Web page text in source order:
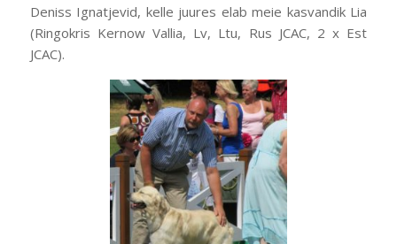
Deniss Ignatjevid, kelle juures elab meie kasvandik Lia
(Ringokris Kernow Vallia, Lv, Ltu, Rus JCAC, 2 x Est
JCAC).